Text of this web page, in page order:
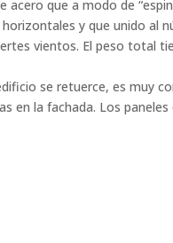
que a modo de
y que unido al
vientos. El peso total
se retuerce, es muy
en la fachada. Los